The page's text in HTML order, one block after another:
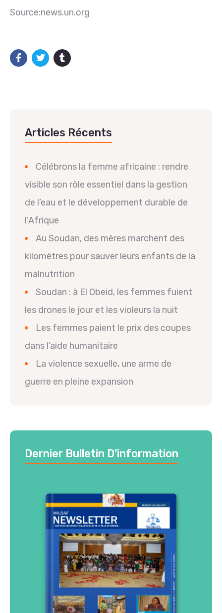
Source:news.un.org
Articles Récents
Célébrons la femme africaine : rendre
visible son rôle essentiel dans la gestion
de l’eau et le développement durable de
l’Afrique
Au Soudan, des mères marchent des
kilomètres pour sauver leurs enfants de la
malnutrition
Soudan : à El Obeid, les femmes fuient
les drones le jour et les violeurs la nuit
Les femmes paient le prix des coupes
dans l’aide humanitaire
La violence sexuelle, une arme de
guerre en pleine expansion
Dernier Bulletin D’information